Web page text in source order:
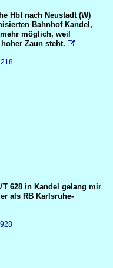
Hbf nach Neustadt (W)
Bahnhof Kandel,
möglich, weil
Zaun steht. 
628 in Kandel gelang mir
als RB Karlsruhe-